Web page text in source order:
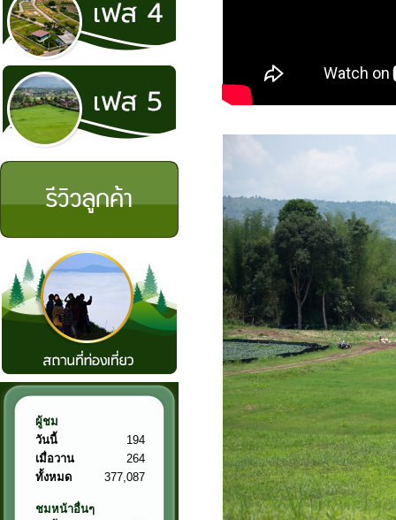
รีวิวลูกค้า
ผู้ชม
วันนี้
194
เมื่อวาน
264
ทั้งหมด
377,087
ชมหน้าอื่นๆ